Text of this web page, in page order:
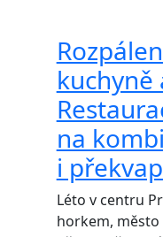
kuchyně
na
i
Léto v centru
horkem, město